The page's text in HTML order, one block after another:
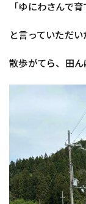
「ゆにわさんで
と言っていただい
散歩がてら、田ん